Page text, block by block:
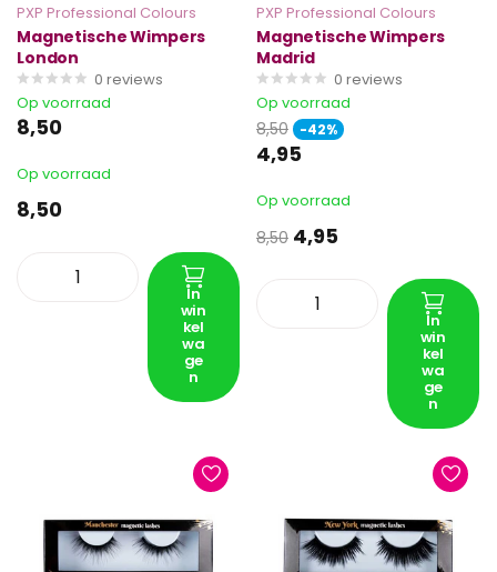
PXP Professional Colours
Magnetische Wimpers
London
0 reviews
Op voorraad
8,50
Op voorraad
8,50
In
win
kel
wa
ge
n
PXP Professional Colours
Magnetische Wimpers
Madrid
0 reviews
Op voorraad
8,50 -42%
4,95
Op voorraad
8,50 4,95
In
win
kel
wa
ge
n